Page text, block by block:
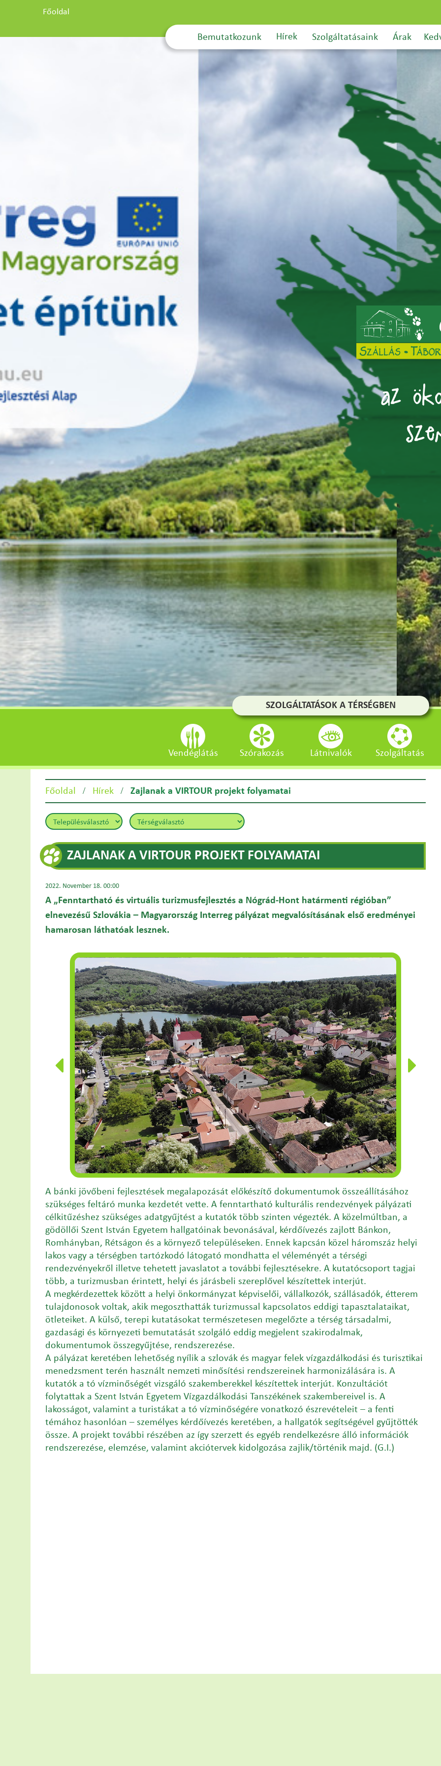
Főoldal
Bemutatkozunk Hírek Szolgáltatásaink Árak
az
SZOLGÁLTATÁSOK A TÉRSÉGBEN
Vendéglátás Szórakozás Látnivalók Szolgáltatás
Főoldal / Hírek / Zajlanak a VIRTOUR projekt folyamatai
ZAJLANAK A VIRTOUR PROJEKT FOLYAMATAI
2022. November 18. 00:00
A „Fenntartható és virtuális turizmusfejlesztés a Nógrád-Hont határmenti régióban”
elnevezésű Szlovákia – Magyarország Interreg pályázat megvalósításának első eredményei
hamarosan láthatóak lesznek.
A bánki jövőbeni fejlesztések megalapozását előkészítő dokumentumok összeállításához
szükséges feltáró munka kezdetét vette. A fenntartható kulturális rendezvények pályázati
célkitűzéshez szükséges adatgyűjtést a kutatók több szinten végezték. A közelmúltban, a
gödöllői Szent István Egyetem hallgatóinak bevonásával, kérdőívezés zajlott Bánkon,
Romhányban, Rétságon és a környező településeken. Ennek kapcsán közel háromszáz helyi
lakos vagy a térségben tartózkodó látogató mondhatta el véleményét a térségi
rendezvényekről illetve tehetett javaslatot a további fejlesztésekre. A kutatócsoport tagjai
több, a turizmusban érintett, helyi és járásbeli szereplővel készítettek interjút.
A megkérdezettek között a helyi önkormányzat képviselői, vállalkozók, szállásadók, étterem
tulajdonosok voltak, akik megoszthatták turizmussal kapcsolatos eddigi tapasztalataikat,
ötleteiket. A külső, terepi kutatásokat természetesen megelőzte a térség társadalmi,
gazdasági és környezeti bemutatását szolgáló eddig megjelent szakirodalmak,
dokumentumok összegyűjtése, rendszerezése.
A pályázat keretében lehetőség nyílik a szlovák és magyar felek vízgazdálkodási és turisztikai
menedzsment terén használt nemzeti minősítési rendszereinek harmonizálására is. A
kutatók a tó vízminőségét vizsgáló szakemberekkel készítettek interjút. Konzultációt
folytattak a Szent István Egyetem Vízgazdálkodási Tanszékének szakembereivel is. A
lakosságot, valamint a turistákat a tó vízminőségére vonatkozó észrevételeit – a fenti
témához hasonlóan – személyes kérdőívezés keretében, a hallgatók segítségével gyűjtötték
össze. A projekt további részében az így szerzett és egyéb rendelkezésre álló információk
rendszerezése, elemzése, valamint akciótervek kidolgozása zajlik/történik majd. (G.I.)